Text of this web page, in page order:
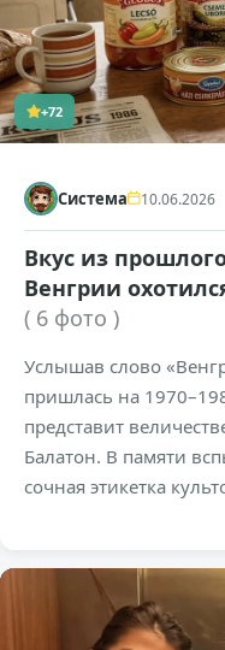
+72
Система 10.06.2026
Вкус из
Венгрии
( 6 фото )
Услышав слово
пришлась на
представит
Балатон. В памяти
сочная этикетка